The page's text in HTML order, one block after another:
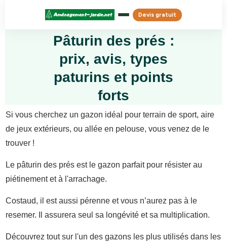
Devis gratuit
Pâturin des prés :
prix, avis, types
paturins et points
forts
Si vous cherchez un gazon idéal pour terrain de sport, aire
de jeux extérieurs, ou allée en pelouse, vous venez de le
trouver !
Le pâturin des prés est le gazon parfait pour résister au
piétinement et à l'arrachage.
Costaud, il est aussi pérenne et vous n’aurez pas à le
resemer. Il assurera seul sa longévité et sa multiplication.
Découvrez tout sur l'un des gazons les plus utilisés dans les